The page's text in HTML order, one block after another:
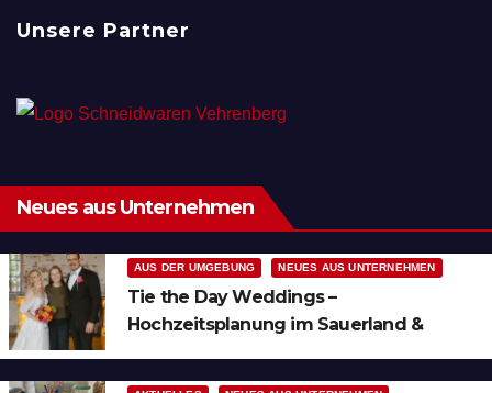
Unsere Partner
Neues aus Unternehmen
AUS DER UMGEBUNG NEUES AUS UNTERNEHMEN
Tie the Day Weddings –
Hochzeitsplanung im Sauerland &